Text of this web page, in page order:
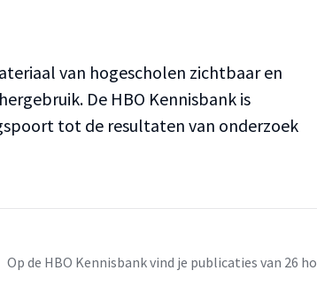
van hogescholen zichtbaar en
De HBO Kennisbank is
tot de resultaten van onderzoek
Op de HBO Kennisbank vind je publicaties van 26